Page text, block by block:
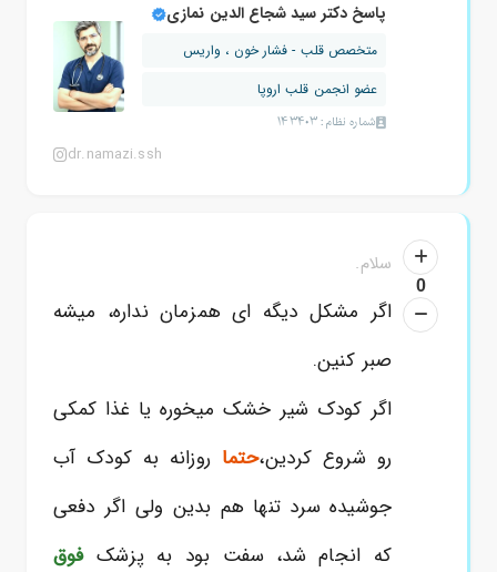
پاسخ دکتر سید شجاع الدین نمازی
متخصص قلب - فشار خون ، واریس
عضو انجمن قلب اروپا
شماره نظام: 143403
dr.namazi.ssh
0
سلام.
اگر مشکل دیگه ای همزمان نداره، میشه
صبر کنین.
اگر کودک شیر خشک میخوره یا غذا کمکی
رو شروع کردین،حتما روزانه به کودک آب
جوشیده سرد تنها هم بدین ولی اگر دفعی
که انجام شد، سفت بود به پزشکفوق